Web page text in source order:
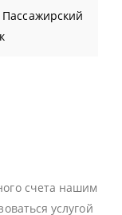
Пассажирский
счета нашим
услугой